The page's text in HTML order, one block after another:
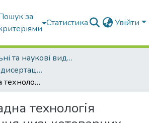
за
Статистика Увійти
Навчальні та наукові видання
Автореферати дисертацій та дисертації
Ресурсоощадна технологія розпилювання низькотоварних колод на базі круглопилкових верстатів
технологія